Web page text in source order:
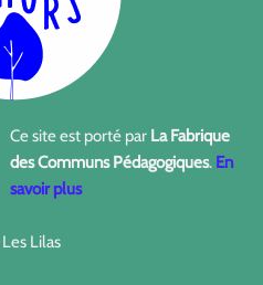
Ce site est porté par La Fabrique
des Communs Pédagogiques. En
savoir plus
Lilas